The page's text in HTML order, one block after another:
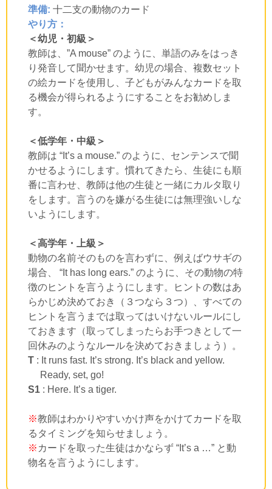
準備: 十二支の動物のカード
やり方：
＜幼児・初級＞
教師は、”A mouse” のように、単語のみをはっき
り発音して聞かせます。幼児の場合、複数セット
の絵カードを使用し、子どもがみんなカードを取
る機会が得られるようにすることをお勧めしま
す。
＜低学年・中級＞
教師は “It’s a mouse.” のように、センテンスで聞
かせるようにします。慣れてきたら、生徒にも順
番に言わせ、教師は他の生徒と一緒にカルタ取り
をします。言うのを嫌がる生徒には無理強いしな
いようにします。
＜高学年・上級＞
動物の名前そのものを言わずに、例えばウサギの
場合、 “It has long ears.” のように、その動物の特
徴のヒントを言うようにします。ヒントの数はあ
らかじめ決めておき（３つなら３つ）、すべての
ヒントを言うまでは取ってはいけないルールにし
ておきます（取ってしまったらお手つきとして一
回休みのようなルールを決めておきましょう）。
T : It runs fast. It’s strong. It’s black and yellow.
Ready, set, go!
S1 : Here. It’s a tiger.
※教師はわかりやすいかけ声をかけてカードを取
るタイミングを知らせましょう。
※ カードを取った生徒はかならず “It’s a …” と動
物名を言うようにします。